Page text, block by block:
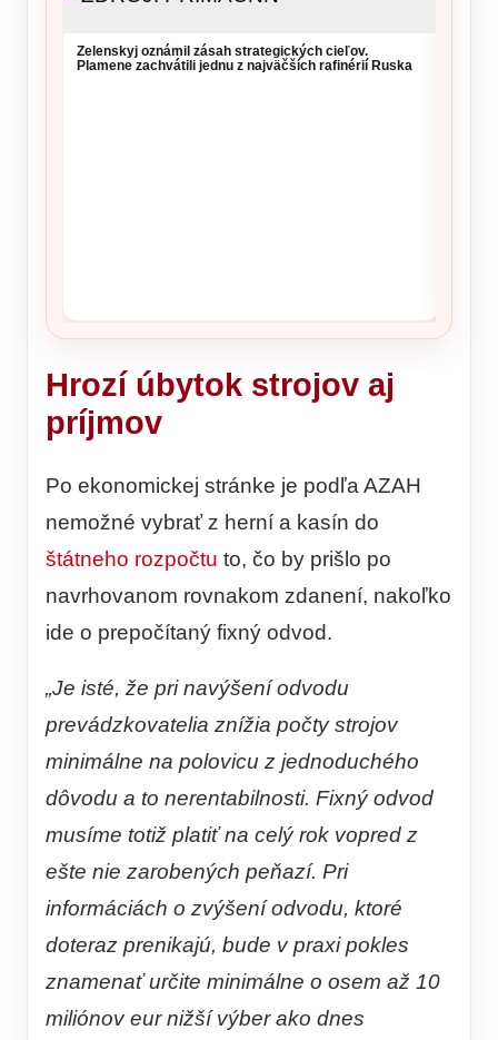
Zelenskyj oznámil zásah strategických cieľov.
Plamene zachvátili jednu z najväčších rafinérií Ruska
Hrozí úbytok strojov aj
príjmov
Po ekonomickej stránke je podľa AZAH
nemožné vybrať z herní a kasín do
štátneho rozpočtu to, čo by prišlo po
navrhovanom rovnakom zdanení, nakoľko
ide o prepočítaný fixný odvod.
„Je isté, že pri navýšení odvodu
prevádzkovatelia znížia počty strojov
minimálne na polovicu z jednoduchého
dôvodu a to nerentabilnosti. Fixný odvod
musíme totiž platiť na celý rok vopred z
ešte nie zarobených peňazí. Pri
informáciách o zvýšení odvodu, ktoré
doteraz prenikajú, bude v praxi pokles
znamenať určite minimálne o osem až 10
miliónov eur nižší výber ako dnes